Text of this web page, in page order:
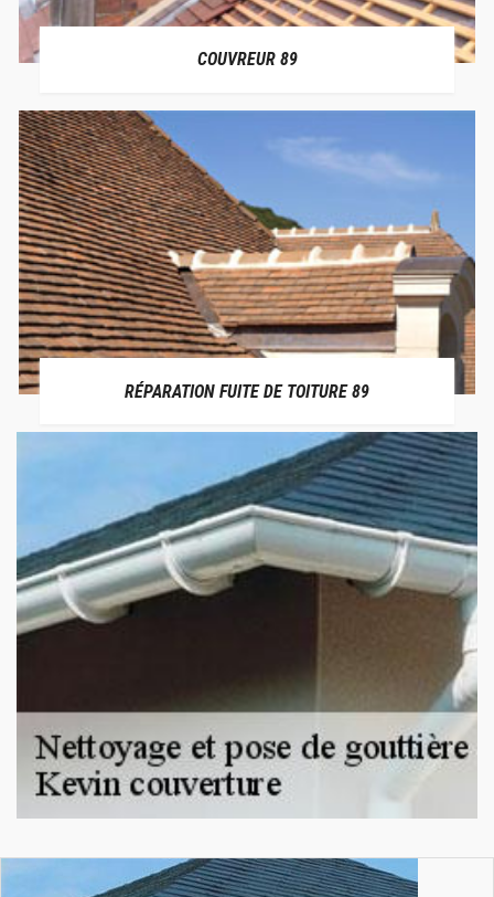
COUVREUR 89
RÉPARATION FUITE DE TOITURE 89